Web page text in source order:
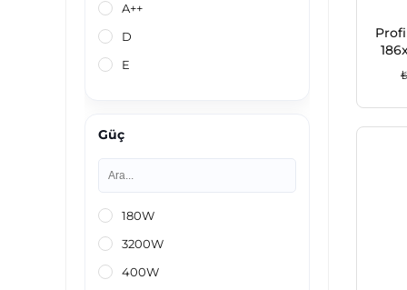
A++
D
E
Güç
180W
3200W
400W